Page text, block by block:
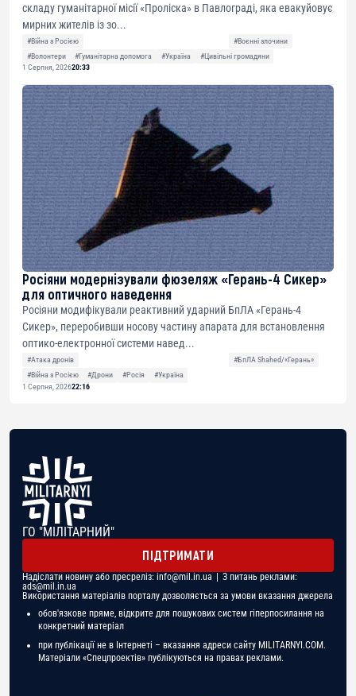
складу гуманітарної місії «Проліска» в Павлограді, яка евакуйовує
мирних жителів із зо...
#Війна з Росією
#Воєнні злочини
#Волонтери
#Гуманітарна допомога #Україна
#Цивільні громадяни
1 Серпня, 202620:33
Росіяни модернізували фюзеляж «Герань-4 Сикер»
для оптичного наведення
Росіяни модифікували реактивний ударний БпЛА «Герань-4
Сикер», переробивши носову частину апарата для встановлення
оптико-електронної системи навед...
#Атака дронів
#БпЛА Shahed/«Герань»
#Війна з Росією
#Дрони #Росія
#Україна
1 Серпня, 202622:16
ГО "МІЛІТАРНИЙ"
ПІДТРИМАТИ
Надіслати новину або пресреліз: info@mil.in.ua | З питань реклами:
ads@mil.in.ua
Використання матеріалів порталу дозволяється за умови вказання джерела
обов'язкове пряме, відкрите для пошукових систем гіперпосилання на
конкретний матеріал
при публікації не в Інтернеті – вказання адреси сайту MILITARNYI.COM.
Матеріали «Спецпроектів» публікуються на правах реклами.